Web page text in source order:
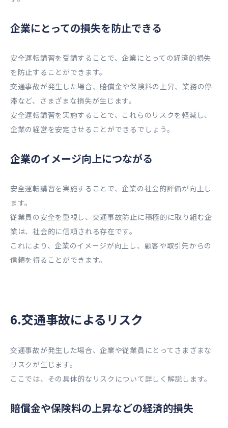
企業にとっての損失を防止できる
安全運転講習を受講することで、企業にとっての経済的損失
を防止することができます。
交通事故が発生した場合、賠償金や保険料の上昇、業務の停
滞など、さまざまな損失が生じます。
安全運転講習を実施することで、これらのリスクを軽減し、
企業の経営を安定させることができるでしょう。
企業のイメージ向上につながる
安全運転講習を実施することで、企業の社会的評価が向上し
ます。
従業員の安全を重視し、交通事故防止に積極的に取り組む企
業は、社会的に信頼される存在です。
これにより、企業のイメージが向上し、顧客や取引先からの
信頼を得ることができます。
6.交通事故によるリスク
交通事故が発生した場合、企業や従業員にとってさまざまな
リスクが生じます。
ここでは、その具体的なリスクについて詳しく解説します。
賠償金や保険料の上昇などの経済的損失